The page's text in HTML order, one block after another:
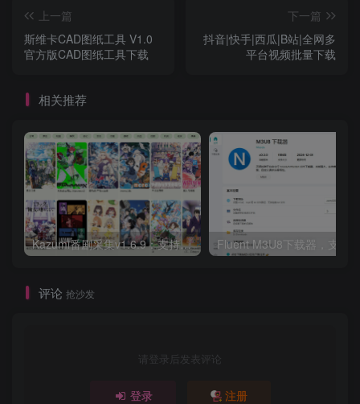
上一篇
斯维卡CAD图纸工具 V1.0
官方版CAD图纸工具下载
下一篇
抖音|快手|西瓜|B站|全网多
平台视频批量下载
相关推荐
Kazumi番剧采集v1.6.9：支持自定义规则+在线观看+弹幕，跨平台下载 Fluent M3U8下载器，支持
评论 抢沙发
请登录后发表评论
登录 注册